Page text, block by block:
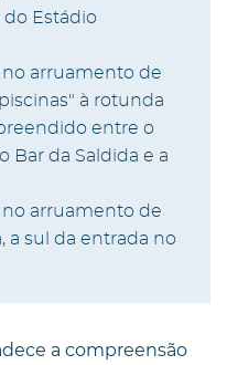
Estádio
arruamento de
à rotunda
entre o
Bar da Saldida e a
arruamento de
a sul da entrada no
a compreensão